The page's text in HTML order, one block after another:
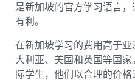
是新加坡的官方学习语言
有利。
在新加坡学习的费用高于
大利亚、美国和英国等国
际学生，他们以合理的价